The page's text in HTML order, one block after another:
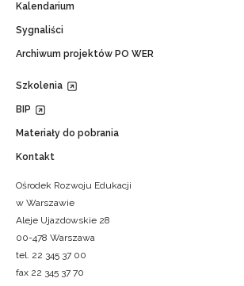
Kalendarium
Sygnaliści
Archiwum projektów PO WER
Szkolenia
BIP
Materiały do pobrania
Kontakt
Ośrodek Rozwoju Edukacji
w Warszawie
Aleje Ujazdowskie 28
00-478 Warszawa
tel. 22 345 37 00
fax 22 345 37 70